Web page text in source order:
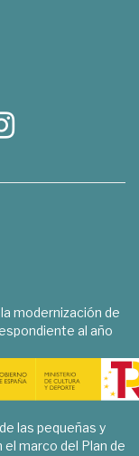
modernización de
al año
las pequeñas y
marco del Plan de